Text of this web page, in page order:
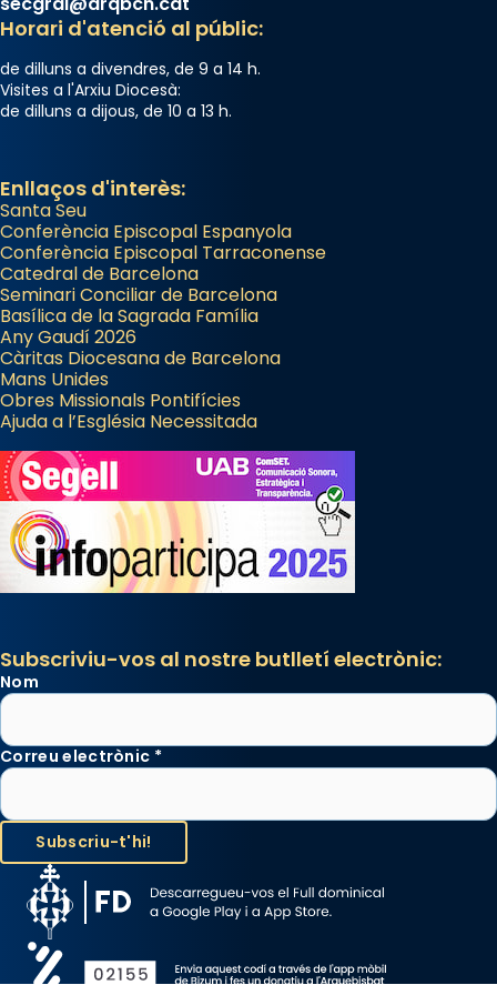
Horari d'atenció al públic:
de dilluns a divendres, de 9 a 14 h.
Visites a l'Arxiu Diocesà:
de dilluns a dijous, de 10 a 13 h.
Enllaços d'interès:
Santa Seu
Conferència Episcopal Espanyola
Conferència Episcopal Tarraconense
Catedral de Barcelona
Seminari Conciliar de Barcelona
Basílica de la Sagrada Família
Any Gaudí 2026
Càritas Diocesana de Barcelona
Mans Unides
Obres Missionals Pontifícies
Ajuda a l’Església Necessitada
Subscriviu-vos al nostre butlletí electrònic:
Nom
Correu electrònic *